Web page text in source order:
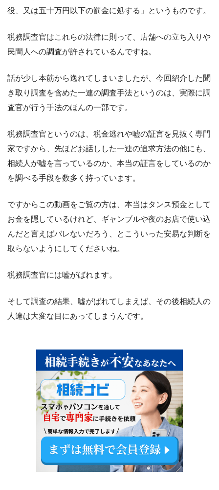
役、又は五十万円以下の罰金に処する」というものです。
税務調査官はこれらの法律に則って、店舗への立ち入りや
民間人への調査が許されているんですね。
話が少し本筋から逸れてしまいましたが、今回紹介した聞
き取り調査を含めた一連の調査手法というのは、実際に調
査官が行う手法のほんの一部です。
税務調査官というのは、税金逃れや嘘の証言を見抜く専門
家ですから、先ほどお話しした一連の追求方法の他にも、
相続人が嘘を言っているのか、本当の証言をしているのか
を調べる手段を数多く持っています。
ですからこの動画をご覧の方は、本当はタンス預金として
お金を隠しているけれど、ギャンブルや夜のお店で使い込
んだと言えばバレないだろう、とこういった安易な判断を
取らないようにしてくださいね。
税務調査官には嘘がばれます。
そして調査の結果、嘘がばれてしまえば、その後相続人の
人達は大変な目にあってしまうんです。